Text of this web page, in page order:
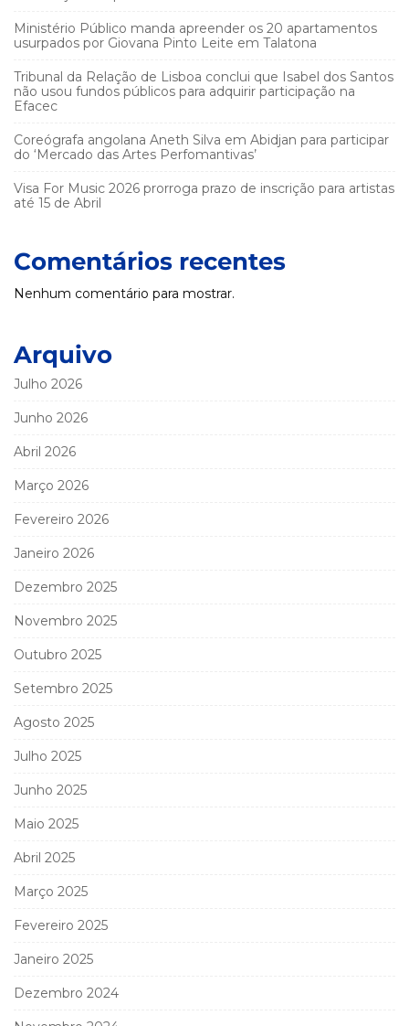
Ministério Público manda apreender os 20 apartamentos
usurpados por Giovana Pinto Leite em Talatona
Tribunal da Relação de Lisboa conclui que Isabel dos Santos
não usou fundos públicos para adquirir participação na
Efacec
Coreógrafa angolana Aneth Silva em Abidjan para participar
do ‘Mercado das Artes Perfomantivas’
Visa For Music 2026 prorroga prazo de inscrição para artistas
até 15 de Abril
Comentários recentes
Nenhum comentário para mostrar.
Arquivo
Julho 2026
Junho 2026
Abril 2026
Março 2026
Fevereiro 2026
Janeiro 2026
Dezembro 2025
Novembro 2025
Outubro 2025
Setembro 2025
Agosto 2025
Julho 2025
Junho 2025
Maio 2025
Abril 2025
Março 2025
Fevereiro 2025
Janeiro 2025
Dezembro 2024